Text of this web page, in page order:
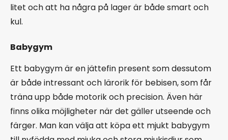
litet och att ha några på lager är både smart och
kul.
Babygym
Ett babygym är en jättefin present som dessutom
är både intressant och lärorik för bebisen, som får
träna upp både motorik och precision. Även här
finns olika möjligheter när det gäller utseende och
färger. Man kan välja att köpa ett mjukt babygym